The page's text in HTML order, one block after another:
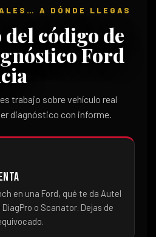
A DÓNDE LLEGAS
código de
Ford
trabajo sobre vehículo real
diagnóstico con informe.
en una Ford, qué te da Autel
o Scanator. Dejas de